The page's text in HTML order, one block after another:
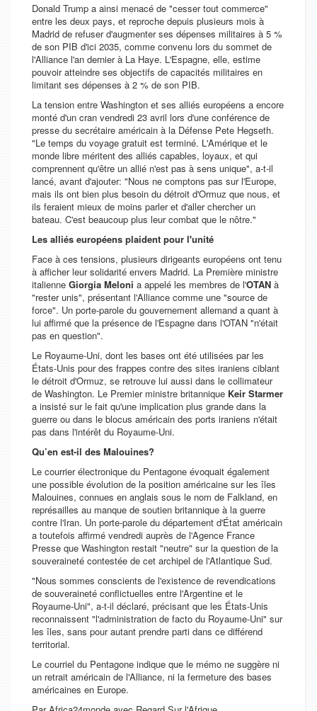
Donald Trump a ainsi menacé de "cesser tout commerce"
entre les deux pays, et reproche depuis plusieurs mois à
Madrid de refuser d'augmenter ses dépenses militaires à 5 %
de son PIB d'ici 2035, comme convenu lors du sommet de
l'Alliance l'an dernier à La Haye. L'Espagne, elle, estime
pouvoir atteindre ses objectifs de capacités militaires en
limitant ses dépenses à 2 % de son PIB.
La tension entre Washington et ses alliés européens a encore
monté d'un cran vendredi 23 avril lors d'une conférence de
presse du secrétaire américain à la Défense Pete Hegseth.
"Le temps du voyage gratuit est terminé. L'Amérique et le
monde libre méritent des alliés capables, loyaux, et qui
comprennent qu'être un allié n'est pas à sens unique", a-t-il
lancé, avant d'ajouter: "Nous ne comptons pas sur l'Europe,
mais ils ont bien plus besoin du détroit d'Ormuz que nous, et
ils feraient mieux de moins parler et d'aller chercher un
bateau. C'est beaucoup plus leur combat que le nôtre."
Les alliés européens plaident pour l'unité
Face à ces tensions, plusieurs dirigeants européens ont tenu
à afficher leur solidarité envers Madrid. La Première ministre
italienne Giorgia Meloni a appelé les membres de l'OTAN à
"rester unis", présentant l'Alliance comme une "source de
force". Un porte-parole du gouvernement allemand a quant à
lui affirmé que la présence de l'Espagne dans l'OTAN "n'était
pas en question".
Le Royaume-Uni, dont les bases ont été utilisées par les
États-Unis pour des frappes contre des sites iraniens ciblant
le détroit d'Ormuz, se retrouve lui aussi dans le collimateur
de Washington. Le Premier ministre britannique Keir Starmer
a insisté sur le fait qu'une implication plus grande dans la
guerre ou dans le blocus américain des ports iraniens n'était
pas dans l'intérêt du Royaume-Uni.
Qu’en est-il des Malouines?
Le courrier électronique du Pentagone évoquait également
une possible évolution de la position américaine sur les îles
Malouines, connues en anglais sous le nom de Falkland, en
représailles au manque de soutien britannique à la guerre
contre l'Iran. Un porte-parole du département d'État américain
a toutefois affirmé vendredi auprès de l'Agence France
Presse que Washington restait "neutre" sur la question de la
souveraineté contestée de cet archipel de l'Atlantique Sud.
"Nous sommes conscients de l'existence de revendications
de souveraineté conflictuelles entre l'Argentine et le
Royaume-Uni", a-t-il déclaré, précisant que les États-Unis
reconnaissent "l'administration de facto du Royaume-Uni" sur
les îles, sans pour autant prendre parti dans ce différend
territorial.
Le courriel du Pentagone indique que le mémo ne suggère ni
un retrait américain de l'Alliance, ni la fermeture des bases
américaines en Europe.